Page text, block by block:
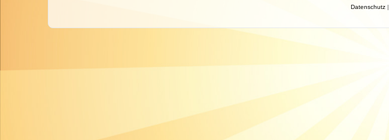
Datenschutz|